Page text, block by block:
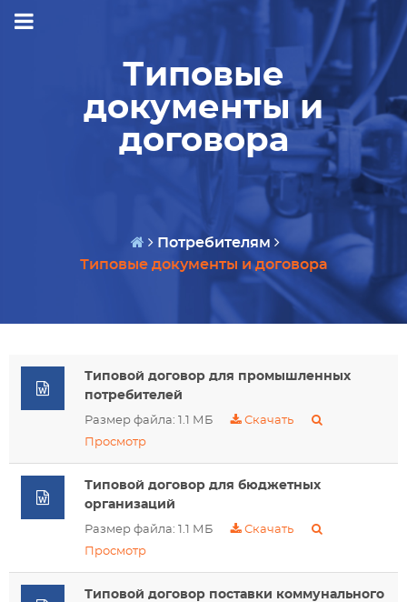
Типовые
документы и
договора
Потребителям
Типовые документы и договора
Типовой договор для промышленных
потребителей
Размер файла: 1.1 МБ
Скачать
Просмотр
Типовой договор для бюджетных
организаций
Размер файла: 1.1 МБ
Скачать
Просмотр
Типовой договор поставки коммунального